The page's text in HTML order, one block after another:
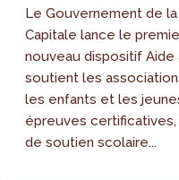
Le Gouvernement de
Capitale lance le
nouveau dispositif Aide
soutient les
les enfants et les
épreuves
de soutien scolaire...